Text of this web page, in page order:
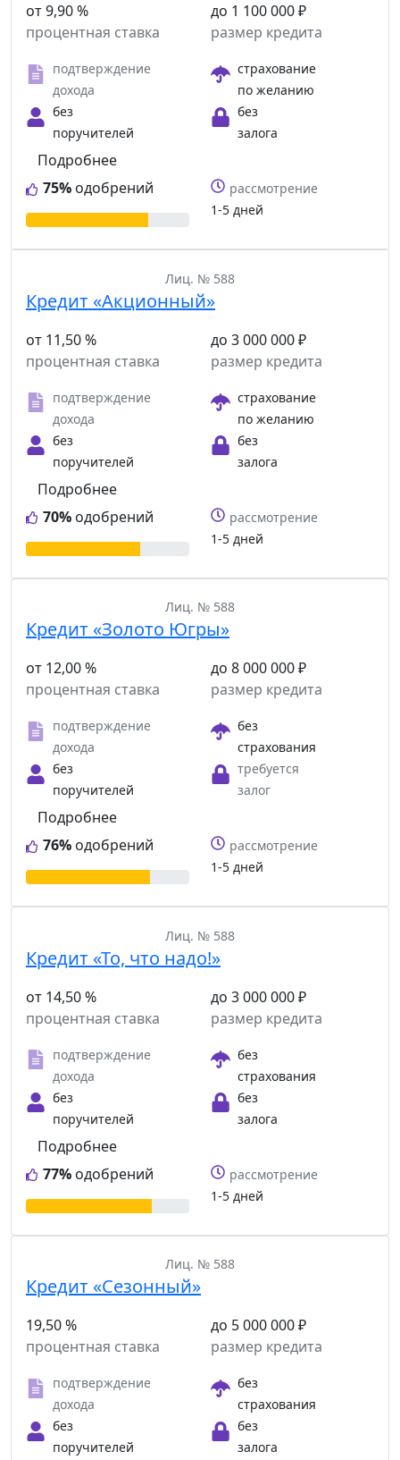
от 9,90 %
процентная ставка
до 1 100 000 ₽
размер кредита
подтверждение
дохода
страхование
по желанию
без
поручителей
без
залога
75% одобрений
Подробнее
рассмотрение
1-5 дней
Лиц. № 588
Кредит «Акционный»
от 11,50 %
процентная ставка
до 3 000 000 ₽
размер кредита
подтверждение
дохода
страхование
по желанию
без
поручителей
без
залога
70% одобрений
Подробнее
рассмотрение
1-5 дней
Лиц. № 588
Кредит «Золото Югры»
от 12,00 %
процентная ставка
до 8 000 000 ₽
размер кредита
подтверждение
дохода
без
страхования
без
поручителей
требуется
залог
76% одобрений
Подробнее
рассмотрение
1-5 дней
Лиц. № 588
Кредит «То, что надо!»
от 14,50 %
процентная ставка
до 3 000 000 ₽
размер кредита
подтверждение
дохода
без
страхования
без
поручителей
без
залога
77% одобрений
Подробнее
рассмотрение
1-5 дней
Лиц. № 588
Кредит «Сезонный»
19,50 %
процентная ставка
до 5 000 000 ₽
размер кредита
подтверждение
дохода
без
страхования
без
поручителей
без
залога